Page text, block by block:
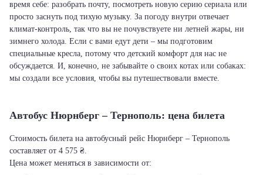
время себе: разобрать почту, посмотреть новую серию сериала или
просто заснуть под тихую музыку. За погоду внутри отвечает
климат-контроль, так что вы не почувствуете ни летней жары, ни
зимнего холода. Если с вами едут дети – мы подготовим
специальные кресла, потому что детский комфорт для нас не
обсуждается. И, конечно, не забывайте о своих котах или собаках:
мы создали все условия, чтобы вы путешествовали вместе.
Автобус Нюрнберг – Тернополь: цена билета
Стоимость билета на автобусный рейс Нюрнберг – Тернополь
составляет от 4 575 ₴.
Цена может меняться в зависимости от: